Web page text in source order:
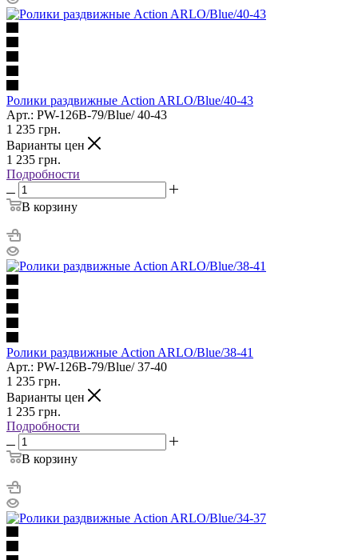
Ролики раздвижные Action ARLO/Blue/40-43
Арт.: PW-126B-79/Blue/ 40-43
1 235 грн.
Варианты цен
1 235 грн.
Подробности
В корзину
Ролики раздвижные Action ARLO/Blue/38-41
Арт.: PW-126B-79/Blue/ 37-40
1 235 грн.
Варианты цен
1 235 грн.
Подробности
В корзину